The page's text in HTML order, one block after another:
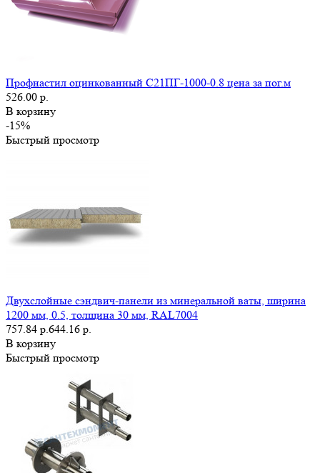
Профнастил оцинкованный С21ПГ-1000-0.8 цена за пог.м
526.00 р.
В корзину
-15%
Быстрый просмотр
Двухслойные сэндвич-панели из минеральной ваты, ширина
1200 мм, 0.5, толщина 30 мм, RAL7004
757.84 р.644.16 р.
В корзину
Быстрый просмотр